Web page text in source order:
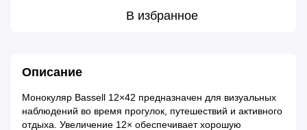
В избранное
Описание
Монокуляр Bassell 12×42 предназначен для визуальных
наблюдений во время прогулок, путешествий и активного
отдыха. Увеличение 12× обеспечивает хорошую